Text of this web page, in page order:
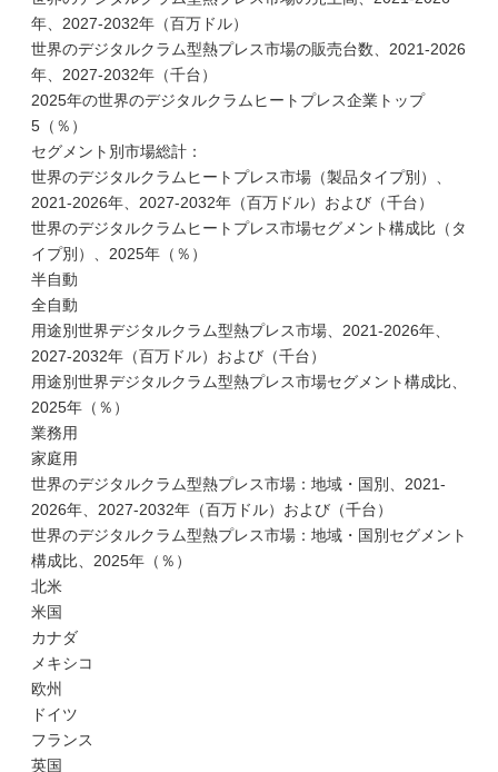
年、2027-2032年（百万ドル）
世界のデジタルクラム型熱プレス市場の販売台数、2021-2026
年、2027-2032年（千台）
2025年の世界のデジタルクラムヒートプレス企業トップ
5（％）
セグメント別市場総計：
世界のデジタルクラムヒートプレス市場（製品タイプ別）、
2021-2026年、2027-2032年（百万ドル）および（千台）
世界のデジタルクラムヒートプレス市場セグメント構成比（タ
イプ別）、2025年（％）
半自動
全自動
用途別世界デジタルクラム型熱プレス市場、2021-2026年、
2027-2032年（百万ドル）および（千台）
用途別世界デジタルクラム型熱プレス市場セグメント構成比、
2025年（％）
業務用
家庭用
世界のデジタルクラム型熱プレス市場：地域・国別、2021-
2026年、2027-2032年（百万ドル）および（千台）
世界のデジタルクラム型熱プレス市場：地域・国別セグメント
構成比、2025年（％）
北米
米国
カナダ
メキシコ
欧州
ドイツ
フランス
英国